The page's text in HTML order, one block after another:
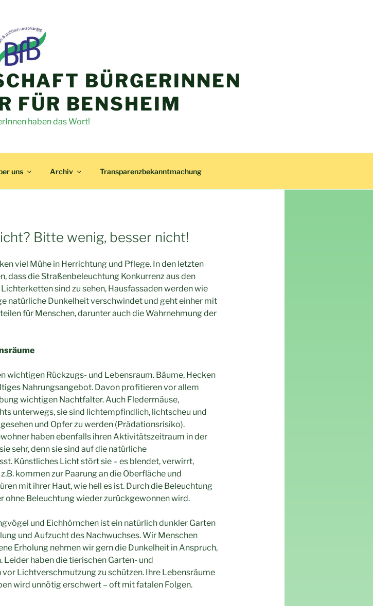
BÜRGERINNEN
FÜR BENSHEIM
haben das Wort!
uns Archiv Transparenzbekanntmachung
Bitte wenig, besser nicht!
viel Mühe in Herrichtung und Pflege. In den letzten
dass die Straßenbeleuchtung Konkurrenz aus den
sind zu sehen, Hausfassaden werden wie
natürliche Dunkelheit verschwindet und geht einher mit
für Menschen, darunter auch die Wahrnehmung der
wichtigen Rückzugs- und Lebensraum. Bäume, Hecken
Nahrungsangebot. Davon profitieren vor allem
wichtigen Nachtfalter. Auch Fledermäuse,
unterwegs, sie sind lichtempfindlich, lichtscheu und
und Opfer zu werden (Prädationsrisiko).
haben ebenfalls ihren Aktivitätszeitraum in der
sehr, denn sie sind auf die natürliche
Künstliches Licht stört sie – es blendet, verwirrt,
kommen zur Paarung an die Oberfläche und
mit ihrer Haut, wie hell es ist. Durch die Beleuchtung
Beleuchtung wieder zurückgewonnen wird.
und Eichhörnchen ist ein natürlich dunkler Garten
und Aufzucht des Nachwuchses. Wir Menschen
Erholung nehmen wir gern die Dunkelheit in Anspruch,
haben die tierischen Garten- und
Lichtverschmutzung zu schützen. Ihre Lebensräume
wird unnötig erschwert – oft mit fatalen Folgen.